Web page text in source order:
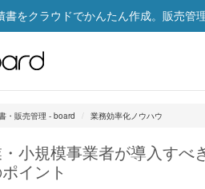
書をクラウドでかんたん作成。販売管
・販売管理 - board 業務効率化ノウハウ
小規模事業者が導入すべ
イント